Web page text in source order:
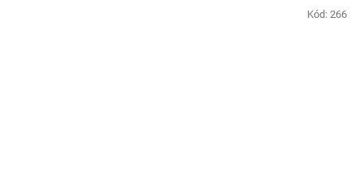
Kód: 266